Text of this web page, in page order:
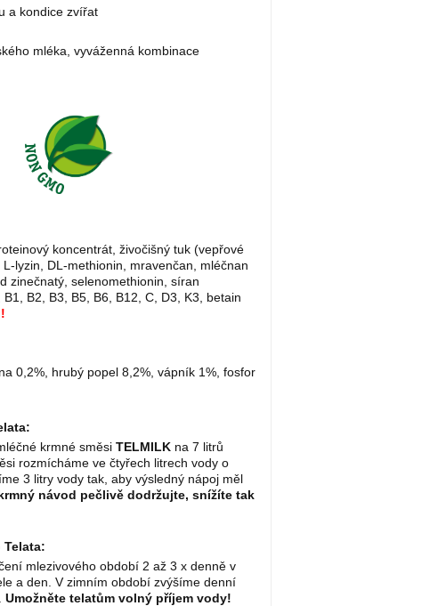
a kondice zvířat
mléka, vyváženná kombinace
koncentrát, živočišný tuk (vepřové
, L-lyzin, DL-methionin, mravenčan, mléčnan
zinečnatý, selenomethionin, síran
B2, B3, B5, B6, B12, C, D3, K3, betain
0,2%, hrubý popel 8,2%, vápník 1%, fosfor
krmné směsi TELMILK na 7 litrů
rozmícháme ve čtyřech litrech vody o
3 litry vody tak, aby výsledný nápoj měl
návod pečlivě dodržujte, snížíte tak
Telata:
mlezivového období 2 až 3 x denně v
a den. V zimním období zvýšíme denní
Umožněte telatům volný příjem vody!